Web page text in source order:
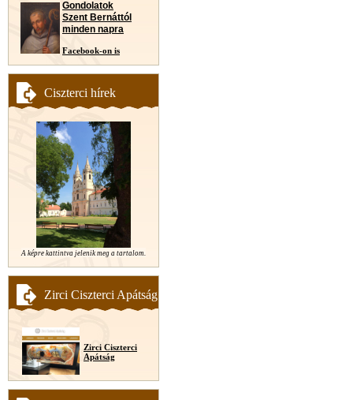
Gondolatok
Szent Bernáttól
minden napra
Facebook-on is
Ciszterci hírek
A képre kattintva jelenik meg a tartalom.
Zirci Ciszterci Apátság
Zirci Ciszterci
Apátság